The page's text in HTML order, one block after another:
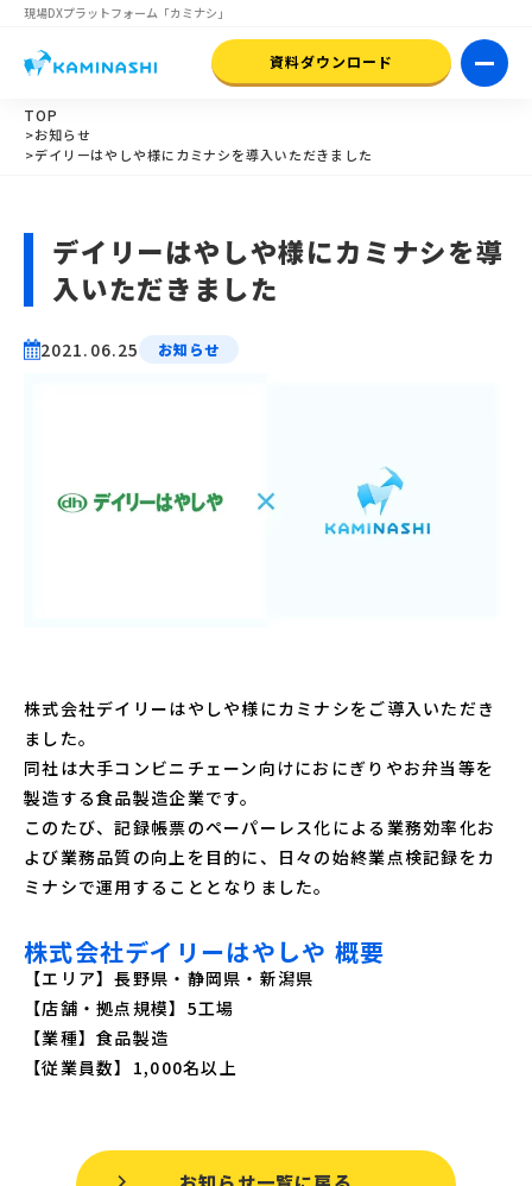
現場DXプラットフォーム 「カミナシ」
資料ダウンロード
TOP
>お知らせ
>デイリーはやしや様にカミナシを導入いただきました
デイリーはやしや様にカミナシを導
入いただきました
2021.06.25 お知らせ
株式会社デイリーはやしや様にカミナシをご導入いただき
ました。
同社は大手コンビニチェーン向けにおにぎりやお弁当等を
製造する食品製造企業です。
このたび、記録帳票のペーパーレス化による業務効率化お
よび業務品質の向上を目的に、日々の始終業点検記録をカ
ミナシで運用することとなりました。
株式会社デイリーはやしや 概要
【エリア】長野県・静岡県・新潟県
【店舗・拠点規模】5工場
【業種】食品製造
【従業員数】1,000名以上